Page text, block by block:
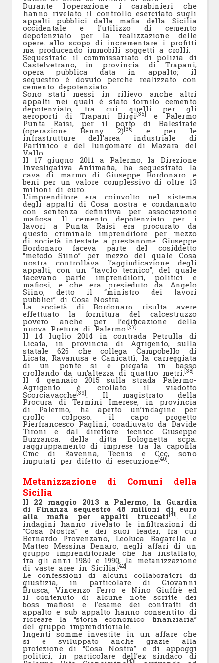
Durante l’operazione i carabinieri che
hanno rivelato il controllo esercitato sugli
appalti pubblici dalla mafia della Sicilia
occidentale e l’utilizzo di cemento
depotenziato per la realizzazione delle
opere, allo scopo di incrementare i profitti
ma producendo immobili soggetti a crolli.
Sequestrato il commissariato di polizia di
Castelvetrano, in provincia di Trapani,
opera pubblica data in appalto; il
sequestro è dovuto perché realizzato con
cemento depotenziato.
Sono stati messi in rilievo anche altri
appalti nei quali è stato fornito cemento
depotenziato, tra cui quelli per gli
aeroporti di Trapani Birgi[35] e Palermo
Punta Raisi, per il porto di Balestrate
(operazione Benny 2)[36] e per le
infrastrutture dell’area industriale di
Partinico e del lungomare di Mazara del
Vallo.
Il 17 giugno 2011 a Palermo, la Direzione
Investigativa Antimafia, ha sequestrato la
cava di marmo di Giuseppe Bordonaro e
beni per un valore complessivo di oltre 13
milioni di euro.
L’imprenditore era coinvolto nel sistema
degli appalti di Cosa nostra e condannato
con sentenza definitiva per associazione
mafiosa. Il cemento depotenziato per i
lavori a Punta Raisi era procurato da
questo criminale imprenditore per mezzo
di società intestate a prestanome. Giuseppe
Bordonaro faceva parte del cosiddetto
“metodo Siino” per mezzo del quale Cosa
nostra controllava l’aggiudicazione degli
appalti, con un “tavolo tecnico”, del quale
facevano parte imprenditori, politici e
mafiosi, e che era presieduto da Angelo
Siino, detto il “ministro dei lavori
pubblici” di Cosa Nostra.
La società di Bordonaro risulta avere
effettuato la fornitura del calcestruzzo
povero anche per l’edificazione della
nuova Pretura di Palermo.[37]
Il 14 luglio 2014 in contrada Petrulla di
Licata, in provincia di Agrigento, sulla
statale 626 che collega Campobello di
Licata, Ravanusa e Canicattì, la carreggiata
di un ponte si è piegata in basso
crollando da un’altezza di quattro metri.[38]
Il 4 gennaio 2015 sulla strada Palermo-
Agrigento è crollato il viadotto
Scorciavacche[39]. Il magistrato della
Procura di Termini Imerese, in provincia
di Palermo, ha aperto un’indagine per
crollo colposo, il capo progetto
Pierfrancesco Paglini, coadiuvato da Davide
Tironi e dal direttore tecnico Giuseppe
Buzzanca, della ditta Bolognetta scpa,
raggruppamento di imprese tra la capofila
Cmc di Ravenna, Tecnis e Ccc, sono
imputati per difetto di esecuzione[40].
Metanizzazione di Comuni della
Sicilia
Il 22 maggio 2013 a Palermo, la Guardia
di Finanza sequestrò 48 milioni di euro
alla mafia per appalti truccati[41] . Le
indagini hanno rivelato le infiltrazioni di
“Cosa Nostra” e dei suoi leader, fra cui
Bernardo Provenzano, Leoluca Bagarella e
Matteo Messina Denaro, negli affari di un
gruppo imprenditoriale che ha installato,
fra gli anni 1980 e 1990, la metanizzazione
di vaste aree in Sicilia. [42]
Le confessioni di alcuni collaboratori di
giustizia, in particolare di Giovanni
Brusca, Vincenzo Ferro e Nino Giuffrè ed
il contenuto di alcune note scritte dei
boss mafiosi e l’esame dei contratti di
appalto e sub appalto hanno consentito di
ricreare la “storia economico finanziaria”
del gruppo imprenditoriale.
Ingenti somme investite in un affare che
si è sviluppato anche grazie alla
protezione di “Cosa Nostra” e di appoggi
politici, in particolare dell’ex sindaco di
[43]